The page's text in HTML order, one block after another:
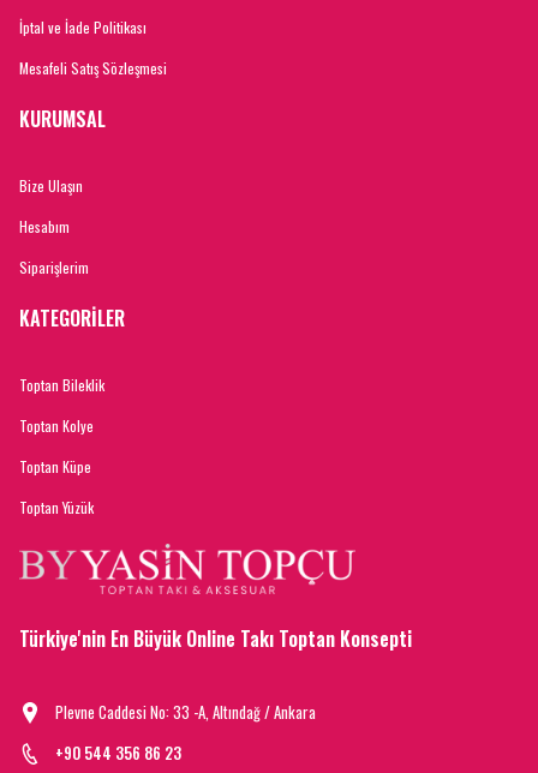
İptal ve İade Politikası
Mesafeli Satış Sözleşmesi
KURUMSAL
Bize Ulaşın
Hesabım
Siparişlerim
KATEGORİLER
Toptan Bileklik
Toptan Kolye
Toptan Küpe
Toptan Yüzük
Türkiye'nin En Büyük Online Takı Toptan Konsepti
Plevne Caddesi No: 33 -A, Altındağ / Ankara
+90 544 356 86 23